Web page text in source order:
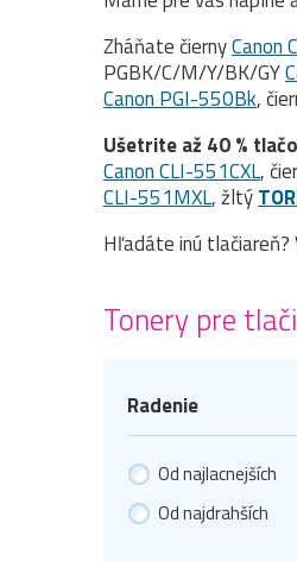
Zháňate čiernyCanon
PGBK/C/M/Y/BK/GY
Canon PGI-550Bk,
Ušetrite až 40 %
Canon CLI-551CXL,
CLI-551MXL, žltý
Hľadáte inú
Tonery pre
Radenie
Od najlacnejších
Od najdrahších